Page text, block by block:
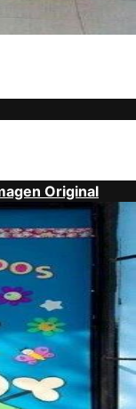
Original